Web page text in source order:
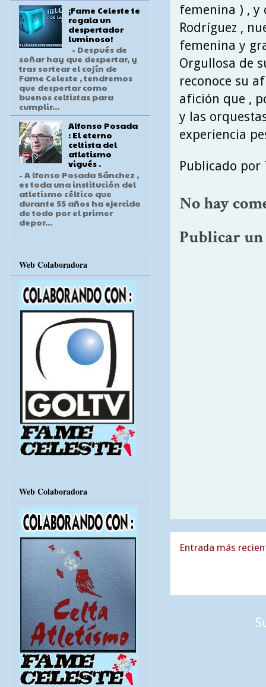
femenina ) , y
Rodríguez ,
femenina y
Orgullosa de
reconoce su
afición que ,
y las
experiencia
Publicado por
No hay
Publicar
Entrada más
¡Fame Celeste te
regala un
despertador
luminoso!
- Después de
soñar hay que despertar, y
tras sortear el cojín de
Fame Celeste , tendremos
que despertar como
buenos celtistas para
cumplir...
Alfonso Posada
: El eterno
celtista del
atletismo
vigués .
- A lfonso Posada Sánchez ,
es toda una institución del
atletismo céltico que
durante 55 años ha ejercido
de todo por el primer
depor...
Web Colaboradora
Web Colaboradora